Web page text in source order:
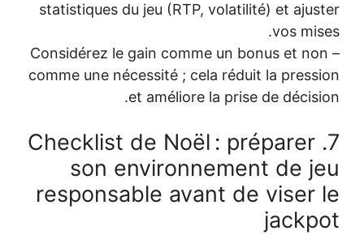
statistiques
– Considérez
comme une
7.
son